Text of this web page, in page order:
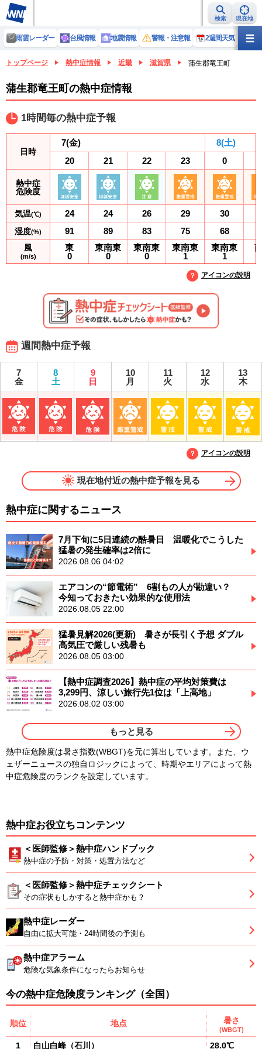
検索 現在地
雨雲レーダー 台風情報 地震情報 警報・注意報 2週間天気 ラ
トップページ 熱中症情報 近畿 滋賀県 蒲生郡竜王町
蒲生郡竜王町の熱中症情報
1時間毎の熱中症予報
日時
熱中症
危険度
気温(℃)
湿度(%)
風
(m/s)
7(金)
20
24
91
東
0
21
24
89
東南東
0
22
26
83
東南東
0
23
29
75
東南東
1
8(土)
0
30
68
東南東
1
アイコンの説明
週間熱中症予報
7
金
8
土
9
日
10
月
11
火
12
水
13
木
アイコンの説明
現在地付近の熱中症予報を見る
熱中症に関するニュース
7月下旬に5日連続の酷暑日 温暖化でこうした
猛暑の発生確率は2倍に
2026.08.06 04:02
エアコンの“節電術” 6割もの人が勘違い？
今知っておきたい効果的な使用法
2026.08.05 22:00
猛暑見解2026(更新) 暑さが長引く予想 ダブル
高気圧で厳しい残暑も
2026.08.05 03:00
【熱中症調査2026】熱中症の平均対策費は
3,299円、涼しい旅行先1位は「上高地」
2026.08.02 03:00
もっと見る
熱中症危険度は暑さ指数(WBGT)を元に算出しています。また、ウ
ェザーニュースの独自ロジックによって、時期やエリアによって熱
中症危険度のランクを設定しています。
熱中症お役立ちコンテンツ
＜医師監修＞熱中症ハンドブック
熱中症の予防・対策・処置方法など
＜医師監修＞熱中症チェックシート
その症状もしかすると熱中症かも？
熱中症レーダー
自由に拡大可能・24時間後の予測も
熱中症アラーム
危険な気象条件になったらお知らせ
今の熱中症危険度ランキング（全国）
順位 地点 暑さ
(WBGT)
1 白山白峰 （石川 ） 28.0℃